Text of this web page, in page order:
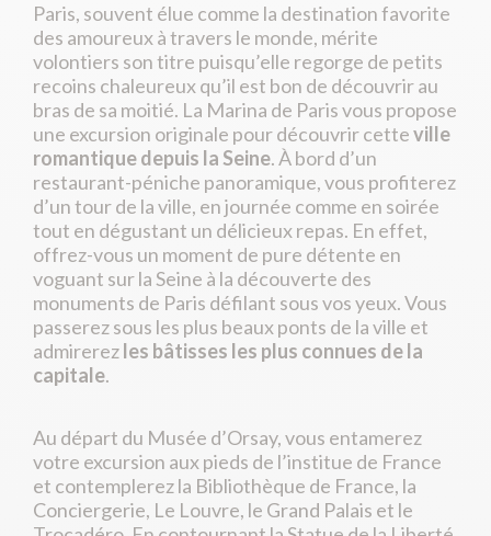
Paris, souvent élue comme la destination favorite
des amoureux à travers le monde, mérite
volontiers son titre puisqu’elle regorge de petits
recoins chaleureux qu’il est bon de découvrir au
bras de sa moitié. La Marina de Paris vous propose
une excursion originale pour découvrir cetteville
romantique depuis la Seine. À bord d’un
restaurant-péniche panoramique, vous profiterez
d’un tour de la ville, en journée comme en soirée
tout en dégustant un délicieux repas. En effet,
offrez-vous un moment de pure détente en
voguant sur la Seine à la découverte des
monuments de Paris défilant sous vos yeux. Vous
passerez sous les plus beaux ponts de la ville et
admirerezles bâtisses les plus connues de la
capitale.
Au départ du Musée d’Orsay, vous entamerez
votre excursion aux pieds de l’institue de France
et contemplerez la Bibliothèque de France, la
Conciergerie, Le Louvre, le Grand Palais et le